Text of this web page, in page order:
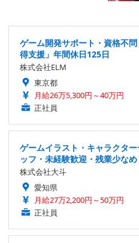
ゲーム開発サポート・資格不
得支援」年間休日125日
株式会社ELM
東京都
月給26万5,300円～40万円
正社員
ゲームイラスト・キャラクタ
ッフ・未経験歓迎・残業少な
株式会社大斗
愛知県
月給27万2,200円～50万円
正社員